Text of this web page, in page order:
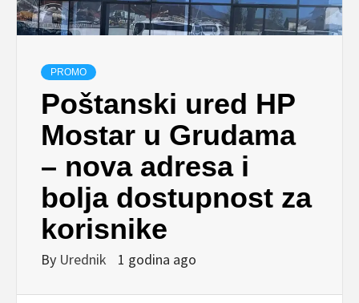
PROMO
Poštanski ured HP
Mostar u Grudama
– nova adresa i
bolja dostupnost za
korisnike
By Urednik 1 godina ago